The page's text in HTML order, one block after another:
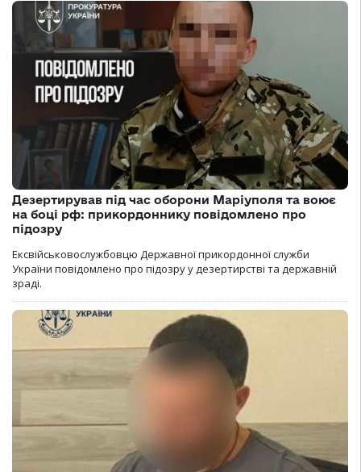
Дезертирував під час оборони Маріуполя та воює
на боці рф: прикордоннику повідомлено про
підозру
Ексвійськовослужбовцю Державної прикордонної служби
України повідомлено про підозру у дезертирстві та державній
зраді.